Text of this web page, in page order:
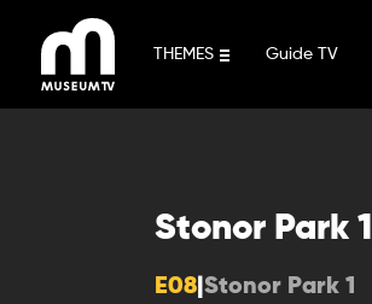
contenu
THEMES Guide TV
Stonor Park 1
E08 Stonor Park 1